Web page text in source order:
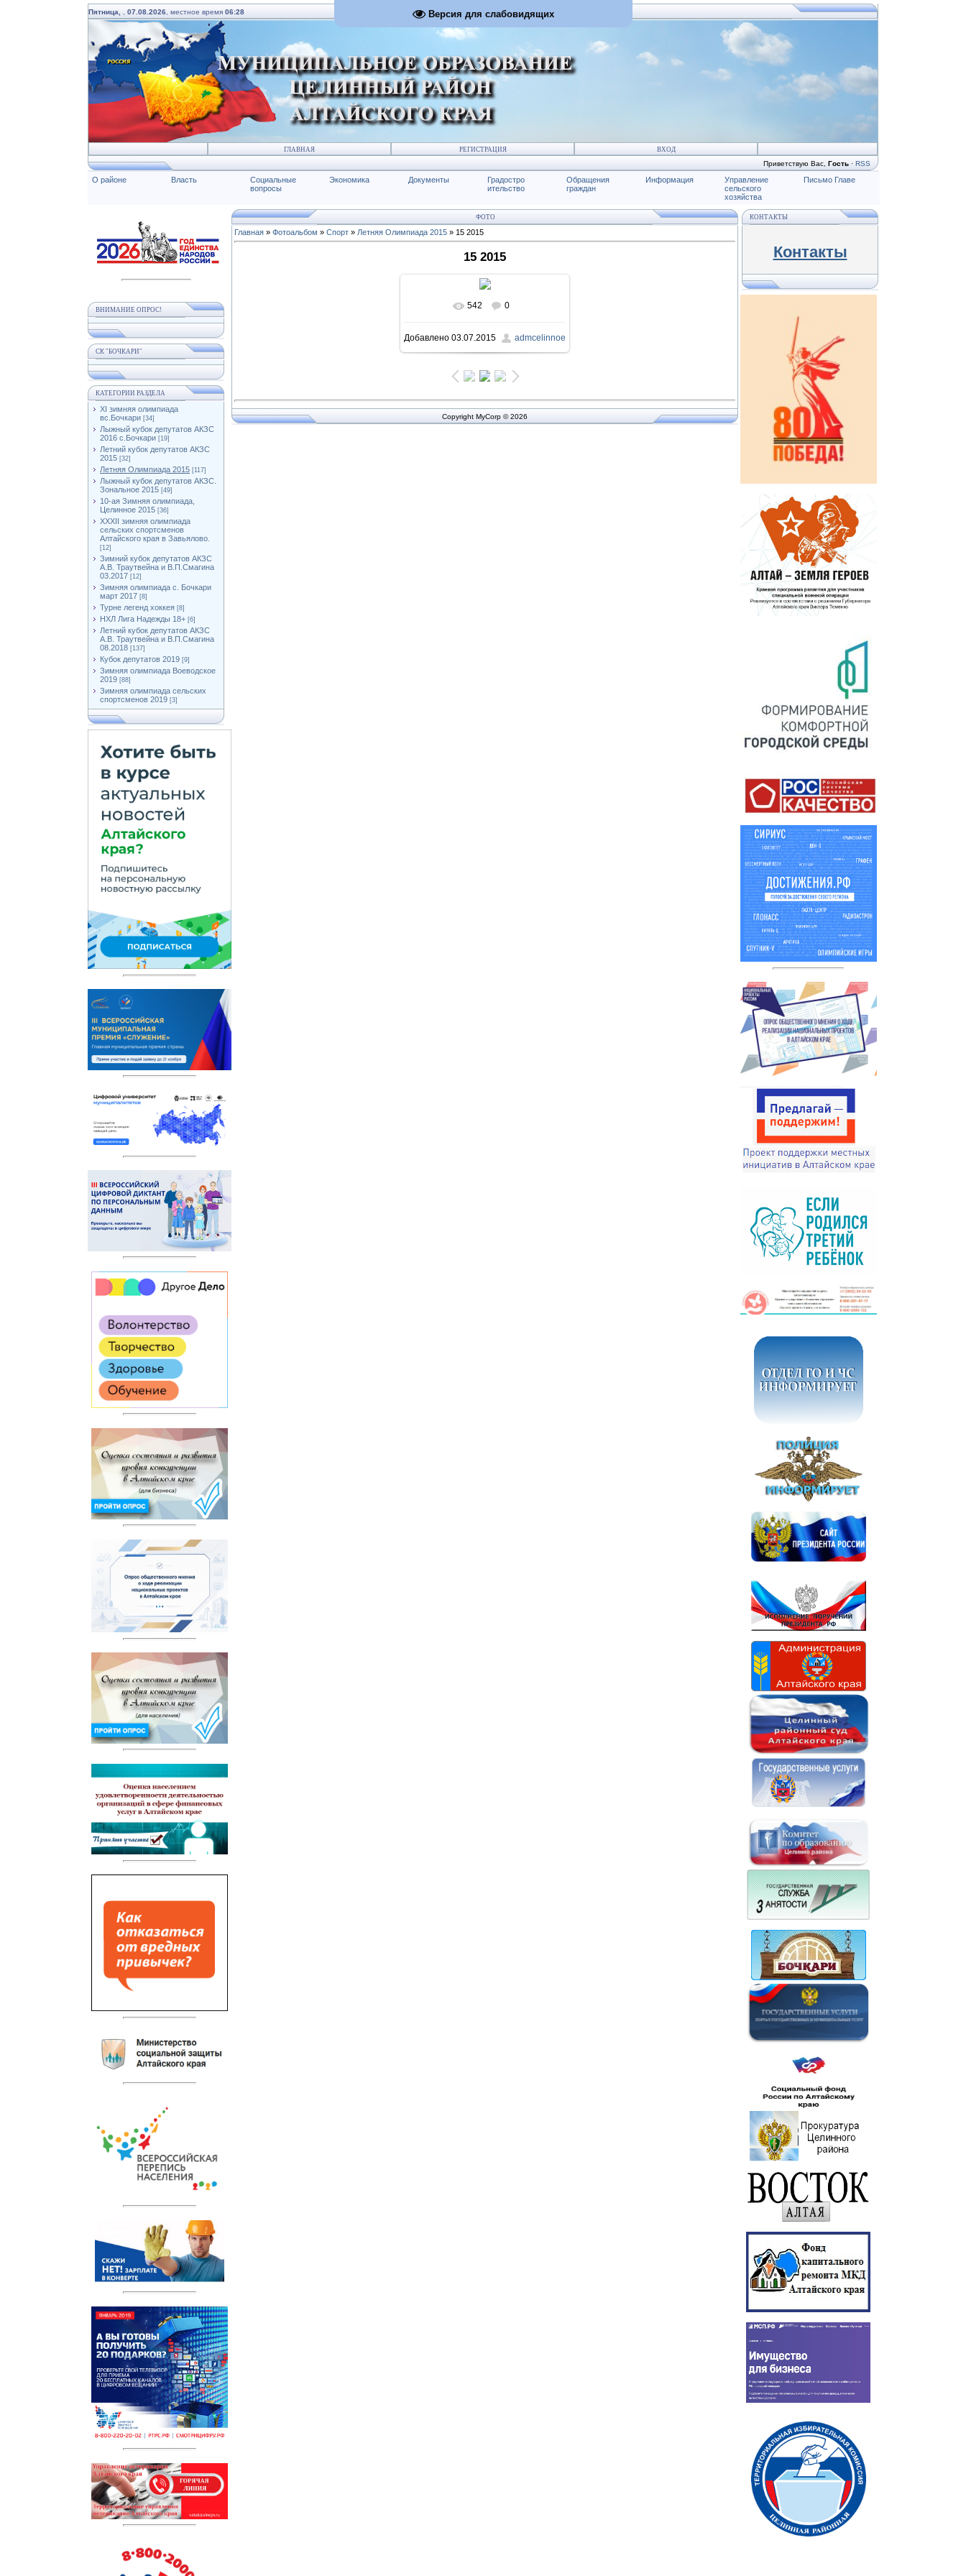
Версия для слабовидящих
Пятница, 07.08.2026 , местное время 06:28
ГЛАВНАЯ РЕГИСТРАЦИЯ ВХОД
Приветствую Вас Гость · RSS
О районе Власть
Социальные
вопросы
Экономика Документы
Градостро
ительство
Обращения
граждан
Информация
Управление
сельского
хозяйства
Письмо Главе
ВНИМАНИЕ ОПРОС!
СК "БОЧКАРИ"
КАТЕГОРИИ РАЗДЕЛА
XI зимняя олимпиада
вс.Бочкари [34]
Лыжный кубок депутатов АКЗС
2016 с.Бочкари [19]
Летний кубок депутатов АКЗС
2015 [32]
Летняя Олимпиада 2015 [117]
Лыжный кубок депутатов АКЗС.
Зональное 2015 [49]
10-ая Зимняя олимпиада,
Целинное 2015 [36]
XXXII зимняя олимпиада
сельских спортсменов
Алтайского края в Завьялово.
[12]
Зимний кубок депутатов АКЗС
А.В. Траутвейна и В.П.Смагина
03.2017 [12]
Зимняя олимпиада с. Бочкари
март 2017 [8]
Турне легенд хоккея [8]
НХЛ Лига Надежды 18+ [6]
Летний кубок депутатов АКЗС
А.В. Траутвейна и В.П.Смагина
08.2018 [137]
Кубок депутатов 2019 [9]
Зимняя олимпиада Воеводское
2019 [88]
Зимняя олимпиада сельских
спортсменов 2019 [3]
ФОТО
Главная » Фотоальбом » Спорт » Летняя Олимпиада 2015 » 15 2015
15 2015
В реальном размере
373.7Kb
542 0
Добавлено 03.07.2015 admcelinnoe
Copyright MyCorp © 2026
КОНТАКТЫ
Контакты